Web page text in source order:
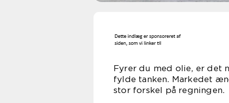
Fyrer du med olie, er det
fylde tanken. Markedet
stor forskel på regningen.